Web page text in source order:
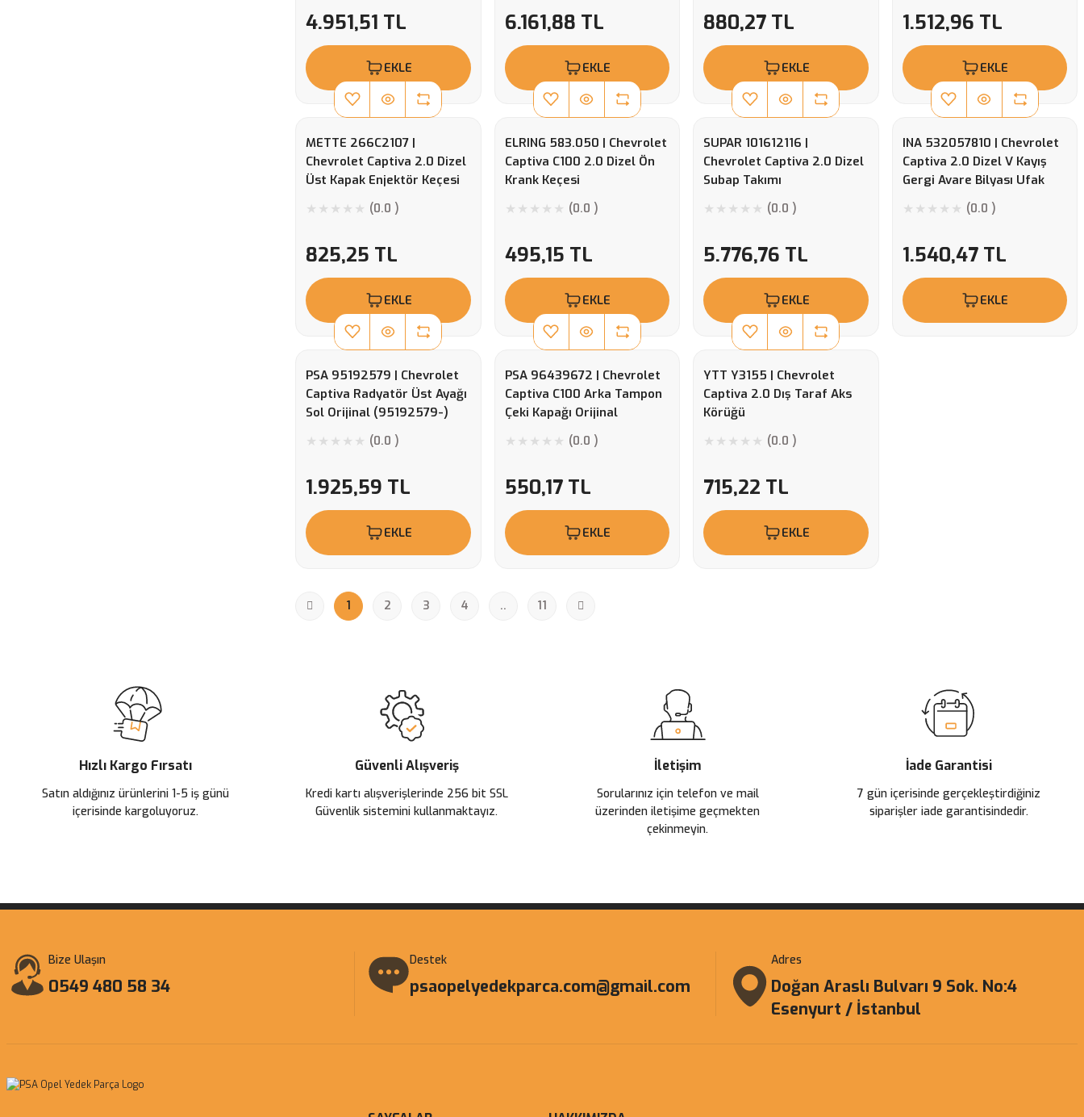
4.951,51 TL
EKLE
6.161,88 TL
EKLE
880,27 TL
EKLE
1.512,96 TL
EKLE
METTE 266C2107 |
Chevrolet Captiva 2.0 Dizel
Üst Kapak Enjektör Keçesi
(0.0 )
825,25 TL
EKLE
ELRING 583.050 | Chevrolet
Captiva C100 2.0 Dizel Ön
Krank Keçesi
(0.0 )
495,15 TL
EKLE
SUPAR 101612116 |
Chevrolet Captiva 2.0 Dizel
Subap Takımı
(0.0 )
5.776,76 TL
EKLE
INA 532057810 | Chevrolet
Captiva 2.0 Dizel V Kayış
Gergi Avare Bilyası Ufak
(0.0 )
1.540,47 TL
EKLE
PSA 95192579 | Chevrolet
Captiva Radyatör Üst Ayağı
Sol Orijinal (95192579-)
(0.0 )
1.925,59 TL
EKLE
PSA 96439672 | Chevrolet
Captiva C100 Arka Tampon
Çeki Kapağı Orijinal
(0.0 )
550,17 TL
EKLE
YTT Y3155 | Chevrolet
Captiva 2.0 Dış Taraf Aks
Körüğü
(0.0 )
715,22 TL
EKLE
1 2 3 4 .. 11
Hızlı Kargo Fırsatı
Satın aldığınız ürünlerini 1-5 iş günü
içerisinde kargoluyoruz.
Güvenli Alışveriş
Kredi kartı alışverişlerinde 256 bit SSL
Güvenlik sistemini kullanmaktayız.
İletişim
Sorularınız için telefon ve mail
üzerinden iletişime geçmekten
çekinmeyin.
İade Garantisi
7 gün içerisinde gerçekleştirdiğiniz
siparişler iade garantisindedir.
Bize Ulaşın
0549 480 58 34
Destek
psaopelyedekparca.com@gmail.com
Adres
Doğan Araslı Bulvarı 9 Sok. No:4
Esenyurt / İstanbul